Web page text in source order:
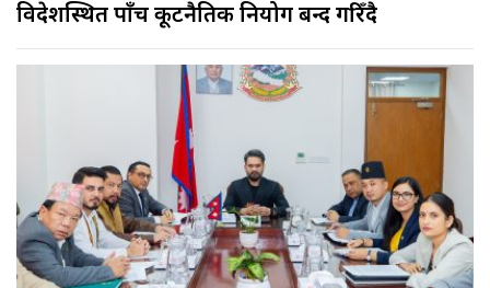
विदेशस्थित पाँच कूटनैतिक नियोग बन्द गरिँदै